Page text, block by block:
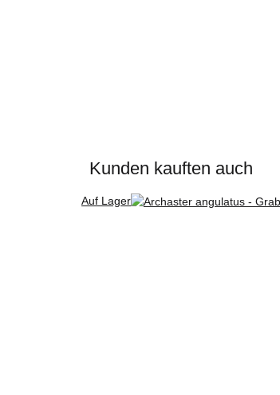
Kunden kauften auch
Auf Lager